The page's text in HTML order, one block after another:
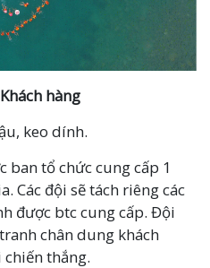
hàng
keo dính.
ban tổ chức cung cấp 1
Các đội sẽ tách riêng các
được btc cung cấp. Đội
chân dung khách
chiến thắng.